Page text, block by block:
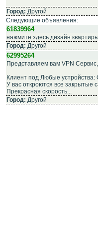
Город: Другой
Следующие объявления:
61839964
нажмите здесь дизайн
Город: Другой
62995264
Представляем вам VPN
Клиент под Любые устройства:
У вас откроются все закрытые
Прекрасная скорость...
Город: Другой